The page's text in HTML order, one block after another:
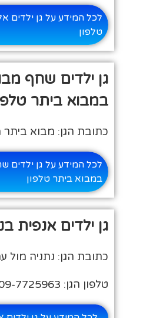
לכל המידע על גן ילדים
טלפון
גן ילדים שחף
במבוא ביתר
כתובת הגן: מבוא ביתר
לכל המידע על גן ילדים
במבוא ביתר טלפון
גן ילדים אנפית
כתובת הגן: נתניה מול
טלפון הגן: 09-7725963